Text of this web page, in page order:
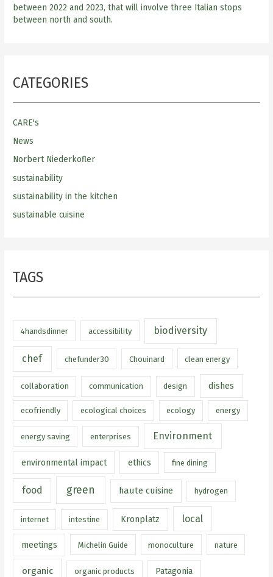
between 2022 and 2023, that will involve three Italian stops
between north and south.
CATEGORIES
CARE's
News
Norbert Niederkofler
sustainability
sustainability in the kitchen
sustainable cuisine
TAGS
4handsdinner accessibility biodiversity
chef chefunder30 Chouinard clean energy
collaboration communication design dishes
ecofriendly ecological choices ecology energy
energy saving enterprises Environment
environmental impact ethics fine dining
food green haute cuisine hydrogen
internet intestine Kronplatz local
meetings Michelin Guide monoculture nature
organic organic products Patagonia